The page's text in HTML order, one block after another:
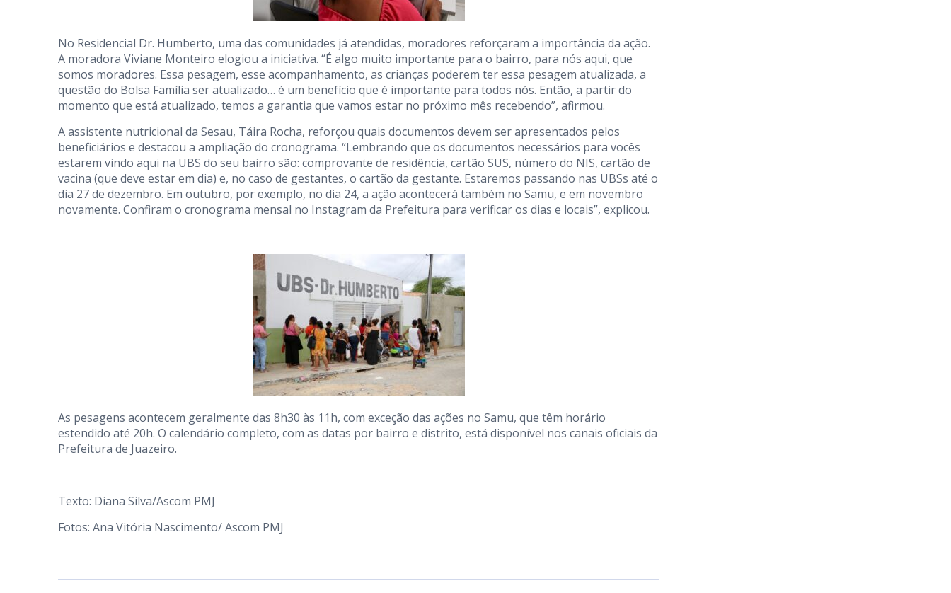
No Residencial Dr. Humberto, uma das comunidades já atendidas, moradores reforçaram a importância da ação.
A moradora Viviane Monteiro elogiou a iniciativa. “É algo muito importante para o bairro, para nós aqui, que
somos moradores. Essa pesagem, esse acompanhamento, as crianças poderem ter essa pesagem atualizada, a
questão do Bolsa Família ser atualizado… é um benefício que é importante para todos nós. Então, a partir do
momento que está atualizado, temos a garantia que vamos estar no próximo mês recebendo”, afirmou.
A assistente nutricional da Sesau, Táira Rocha, reforçou quais documentos devem ser apresentados pelos
beneficiários e destacou a ampliação do cronograma. “Lembrando que os documentos necessários para vocês
estarem vindo aqui na UBS do seu bairro são: comprovante de residência, cartão SUS, número do NIS, cartão de
vacina (que deve estar em dia) e, no caso de gestantes, o cartão da gestante. Estaremos passando nas UBSs até o
dia 27 de dezembro. Em outubro, por exemplo, no dia 24, a ação acontecerá também no Samu, e em novembro
novamente. Confiram o cronograma mensal no Instagram da Prefeitura para verificar os dias e locais”, explicou.
As pesagens acontecem geralmente das 8h30 às 11h, com exceção das ações no Samu, que têm horário
estendido até 20h. O calendário completo, com as datas por bairro e distrito, está disponível nos canais oficiais da
Prefeitura de Juazeiro.
Texto: Diana Silva/Ascom PMJ
Fotos: Ana Vitória Nascimento/ Ascom PMJ